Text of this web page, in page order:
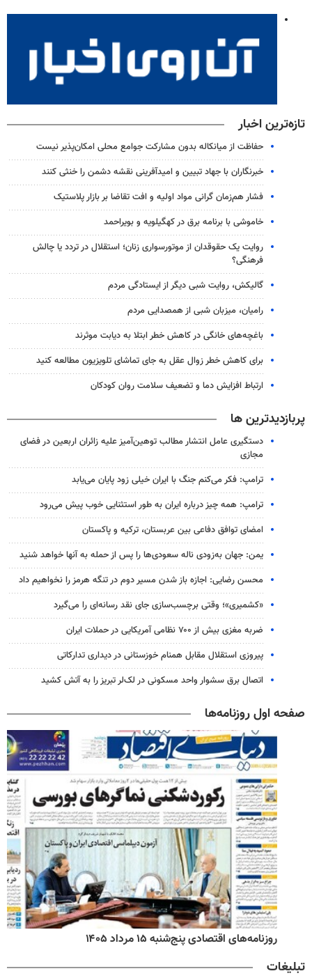
تازه‌ترین اخبار
حفاظت از میانکاله بدون مشارکت جوامع محلی امکان‌پذیر نیست
خبرنگاران با جهاد تبیین و امیدآفرینی نقشه دشمن را خنثی کنند
فشار هم‌زمان گرانی مواد اولیه و افت تقاضا بر بازار پلاستیک
خاموشی با برنامه برق در کهگیلویه و بویراحمد
روایت یک حقوقدان از موتورسواری زنان؛ استقلال در تردد یا چالش
فرهنگی؟
گالیکش، روایت شبی دیگر از ایستادگی مردم
رامیان، میزبان شبی از همصدایی مردم
باغچه‌های خانگی در کاهش خطر ابتلا به دیابت موثرند
برای کاهش خطر زوال عقل به جای تماشای تلویزیون مطالعه کنید
ارتباط افزایش دما و تضعیف سلامت روان کودکان
پربازدیدترین ها
دستگیری عامل انتشار مطالب توهین‌آمیز علیه زائران اربعین در فضای
مجازی
ترامپ: فکر می‌کنم جنگ با ایران خیلی زود پایان می‌یابد
ترامپ: همه چیز درباره ایران به طور استثنایی خوب پیش می‌رود
امضای توافق دفاعی بین عربستان، ترکیه و پاکستان
یمن: جهان به‌زودی ناله سعودی‌ها را پس از حمله به آنها خواهد شنید
محسن رضایی: اجازه باز شدن مسیر دوم در تنگه هرمز را نخواهیم داد
«کشمیری»؛ وقتی برچسب‌سازی جای نقد رسانه‌ای را می‌گیرد
ضربه مغزی بیش از ۷۰۰ نظامی آمریکایی در حملات ایران
پیروزی استقلال مقابل همنام خوزستانی در دیداری تدارکاتی
اتصال برق سشوار واحد مسکونی در لک‌لر تبریز را به آتش کشید
صفحه اول روزنامه‌ها
روزنامه‌های اقتصادی پنج‌شنبه ۱۵ مرداد ۱۴۰۵
تبلیغات